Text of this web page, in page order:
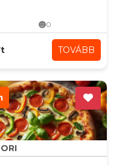
0
TOVÁBB